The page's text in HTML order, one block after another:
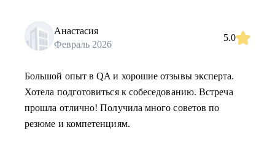
Анастасия
Февраль 2026
5.0
Большой опыт в QA и хорошие отзывы эксперта.
Хотела подготовиться к собеседованию. Встреча
прошла отлично! Получила много советов по
резюме и компетенциям.